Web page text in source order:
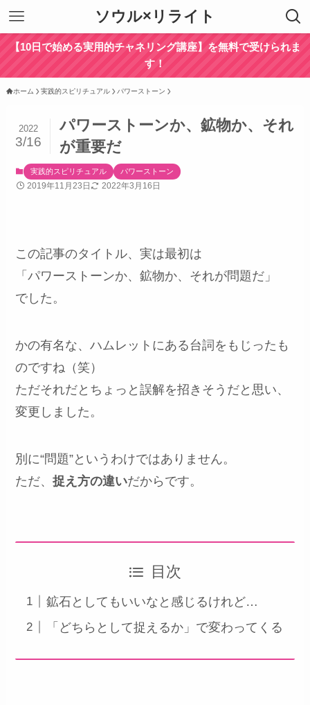
ソウル×リライト
【10日で始める実用的チャネリング講座】を無料で受けられま
す！
ホーム 実践的スピリチュアル パワーストーン
パワーストーンか、鉱物か、それ
が重要だ
2022
3/16
実践的スピリチュアル パワーストーン
2019年11月23日 2022年3月16日
この記事のタイトル、実は最初は
「パワーストーンか、鉱物か、それが問題だ」
でした。
かの有名な、ハムレットにある台詞をもじったも
のですね（笑）
ただそれだとちょっと誤解を招きそうだと思い、
変更しました。
別に“問題”というわけではありません。
ただ、捉え方の違いだからです。
目次
鉱石としてもいいなと感じるけれど…
「どちらとして捉えるか」で変わってくる